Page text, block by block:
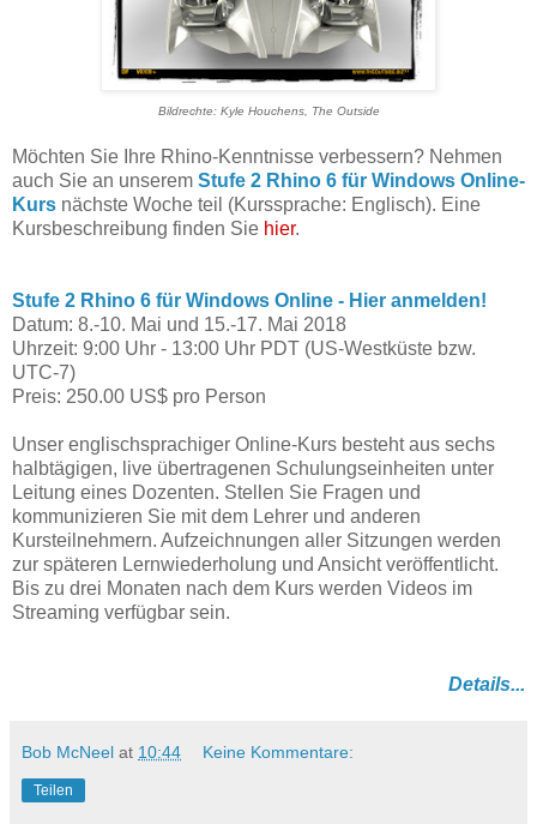
Bildrechte: Kyle Houchens, The Outside
Möchten Sie Ihre Rhino-Kenntnisse verbessern? Nehmen
auch Sie an unserem Stufe 2 Rhino 6 für Windows Online-
Kurs nächste Woche teil (Kurssprache: Englisch). Eine
Kursbeschreibung finden Sie hier.
Stufe 2 Rhino 6 für Windows Online - Hier anmelden!
Datum: 8.-10. Mai und 15.-17. Mai 2018
Uhrzeit: 9:00 Uhr - 13:00 Uhr PDT (US-Westküste bzw.
UTC-7)
Preis: 250.00 US$ pro Person
Unser englischsprachiger Online-Kurs besteht aus sechs
halbtägigen, live übertragenen Schulungseinheiten unter
Leitung eines Dozenten. Stellen Sie Fragen und
kommunizieren Sie mit dem Lehrer und anderen
Kursteilnehmern. Aufzeichnungen aller Sitzungen werden
zur späteren Lernwiederholung und Ansicht veröffentlicht.
Bis zu drei Monaten nach dem Kurs werden Videos im
Streaming verfügbar sein.
Details...
Bob McNeel at 10:44 Keine Kommentare:
Teilen